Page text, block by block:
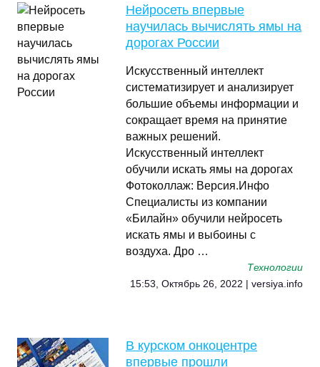
Нейросеть впервые
научилась вычислять ямы на
дорогах России
Искусственный интеллект
систематизирует и анализирует
большие объемы информации и
сокращает время на принятие
важных решений.
Искусственный интеллект
обучили искать ямы на дорогах
Фотоколлаж: Версия.Инфо
Специалисты из компании
«Билайн» обучили нейросеть
искать ямы и выбоины с
воздуха. Дро …
Технологии
15:53, Октябрь 26, 2022 | versiya.info
В курском онкоцентре
впервые прошли